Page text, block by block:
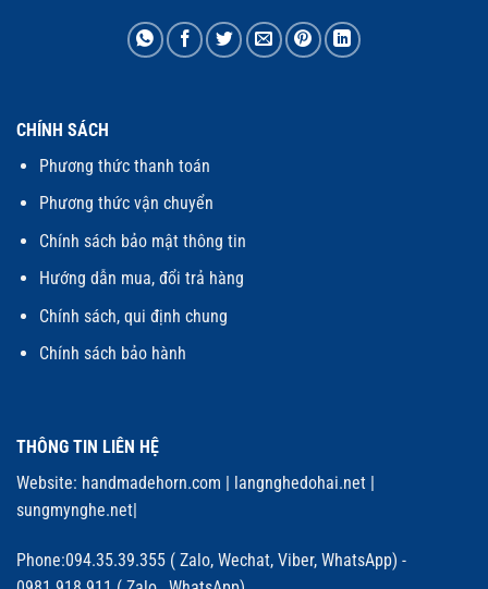
CHÍNH SÁCH
Phương thức thanh toán
Phương thức vận chuyển
Chính sách bảo mật thông tin
Hướng dẫn mua, đổi trả hàng
Chính sách, qui định chung
Chính sách bảo hành
THÔNG TIN LIÊN HỆ
Website: handmadehorn.com langnghedohai.net
sungmynghe.net
Phone:094.35.39.355 ( Zalo, Wechat, Viber, WhatsApp) -